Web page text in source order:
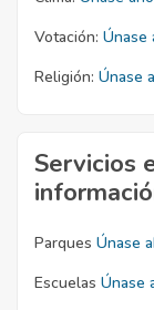
Votación: Únase
Religión: Únase
Servicios
Parques Únase
Escuelas Únase